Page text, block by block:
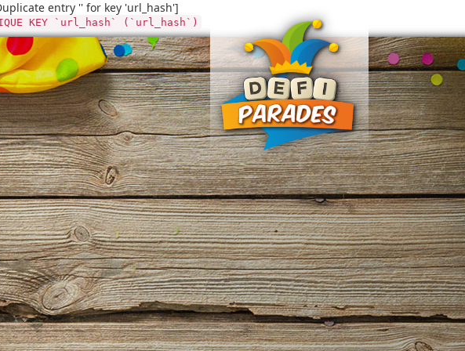
entry '' for key 'url_hash']
KEY `url_hash` (`url_hash`)